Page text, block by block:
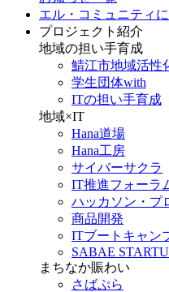
エル・コミュニティ
プロジェクト紹介
地域の担い手育成
鯖江市地域活性
学生団体with
ITの担い手育成
地域×IT
Hana道場
Hana工房
サイバーサクラ
IT推進フォーラ
ハッカソン・プ
商品開発
ITブートキャン
SABAE
まちなか賑わい
さばぷら